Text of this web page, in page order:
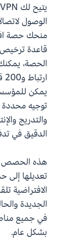
قاعدة ترخيص
يمكن
توجيه محددة
والتدريج
الدقيق في
هذه الحصص
تعديلها
الجديدة
بشكل عام.